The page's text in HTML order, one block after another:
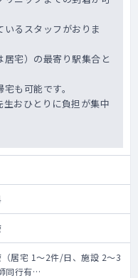
るスタッフがおりま
宅）の最寄り駅集合と
も可能です。
おひとりに負担が集中
居宅 1～2件/日、施設 2～3
同行有